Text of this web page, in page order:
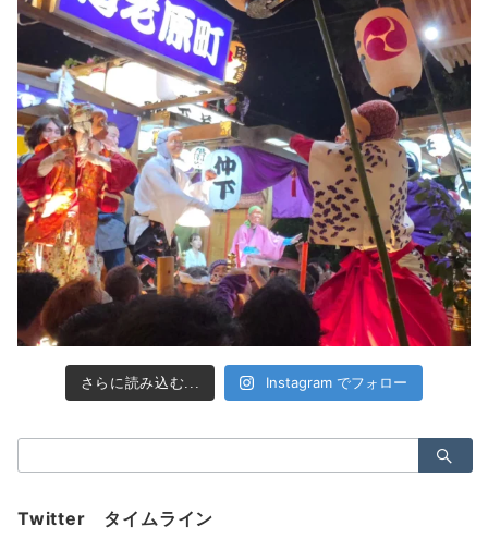
さらに読み込む... Instagram でフォロー
索：
Twitter タイムライン